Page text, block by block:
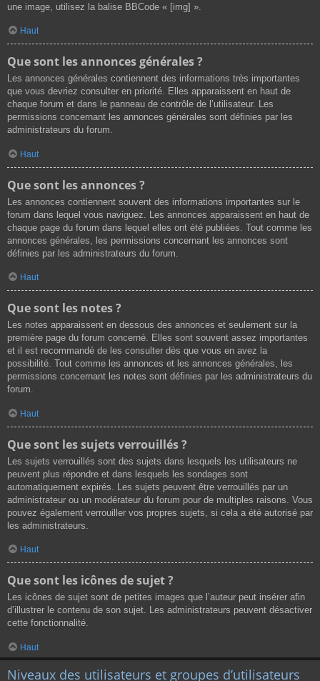
une image, utilisez la balise BBCode « [img] ».
Haut
Que sont les annonces générales ?
Les annonces générales contiennent des informations très importantes
que vous devriez consulter en priorité. Elles apparaissent en haut de
chaque forum et dans le panneau de contrôle de l’utilisateur. Les
permissions concernant les annonces générales sont définies par les
administrateurs du forum.
Haut
Que sont les annonces ?
Les annonces contiennent souvent des informations importantes sur le
forum dans lequel vous naviguez. Les annonces apparaissent en haut de
chaque page du forum dans lequel elles ont été publiées. Tout comme les
annonces générales, les permissions concernant les annonces sont
définies par les administrateurs du forum.
Haut
Que sont les notes ?
Les notes apparaissent en dessous des annonces et seulement sur la
première page du forum concerné. Elles sont souvent assez importantes
et il est recommandé de les consulter dès que vous en avez la
possibilité. Tout comme les annonces et les annonces générales, les
permissions concernant les notes sont définies par les administrateurs du
forum.
Haut
Que sont les sujets verrouillés ?
Les sujets verrouillés sont des sujets dans lesquels les utilisateurs ne
peuvent plus répondre et dans lesquels les sondages sont
automatiquement expirés. Les sujets peuvent être verrouillés par un
administrateur ou un modérateur du forum pour de multiples raisons. Vous
pouvez également verrouiller vos propres sujets, si cela a été autorisé par
les administrateurs.
Haut
Que sont les icônes de sujet ?
Les icônes de sujet sont de petites images que l’auteur peut insérer afin
d’illustrer le contenu de son sujet. Les administrateurs peuvent désactiver
cette fonctionnalité.
Haut
Niveaux des utilisateurs et groupes d’utilisateurs